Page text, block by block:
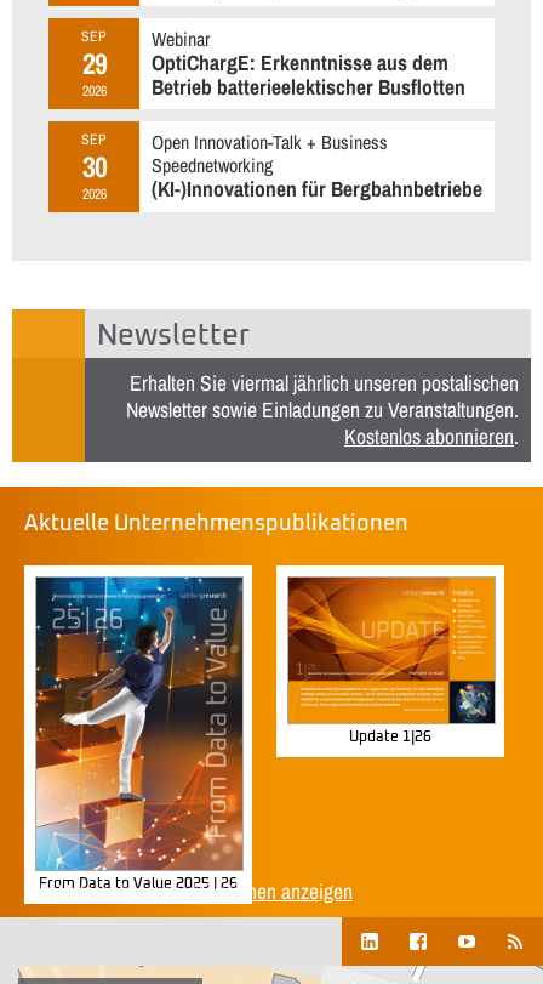
SEP
29
2026
Webinar
OptiChargE: Erkenntnisse aus dem
Betrieb batterieelektischer Busflotten
SEP
30
2026
Open Innovation-Talk + Business
Speednetworking
(KI-)Innovationen für Bergbahnbetriebe
Newsletter
Erhalten Sie viermal jährlich unseren postalischen
Newsletter sowie Einladungen zu Veranstaltungen.
Kostenlos abonnieren.
Aktuelle Unternehmenspublikationen
From Data to Value 2025 | 26
Update 1|26
Alle Unternehmenspublikationen anzeigen